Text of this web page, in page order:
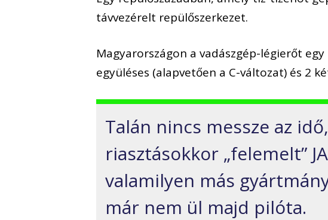
távvezérelt repülőszerkezet.
Magyarországon a vadászgép-légierőt egy
együléses (alapvetően a C-változat) és 2
Talán nincs messze az
riasztásokkor „felemelt”
valamilyen más
már nem ül majd pilóta.